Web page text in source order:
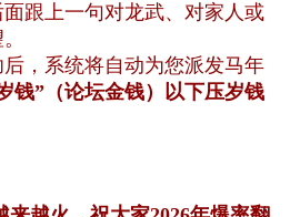
跟上一句对龙武、对家人或
后，系统将自动为您派发马年
钱” （论坛金钱）以下压岁钱